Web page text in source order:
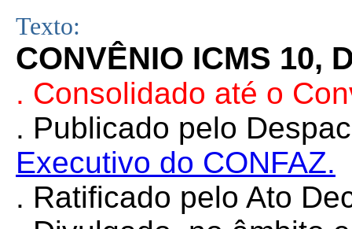
Texto:
CONVÊNIO ICMS 10,
. Consolidado até o
. Publicado pelo
Executivo do CONFAZ.
. Ratificado pelo Ato